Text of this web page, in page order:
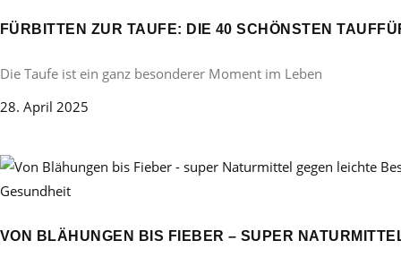
FÜRBITTEN ZUR TAUFE: DIE 40 SCHÖNSTEN
Die Taufe ist ein ganz besonderer Moment im Leben
28. April 2025
Gesundheit
VON BLÄHUNGEN BIS FIEBER – SUPER